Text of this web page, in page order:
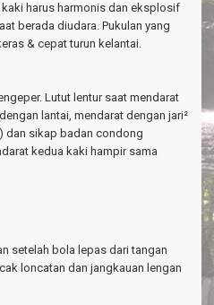
harus harmonis dan eksplosif
berada diudara. Pukulan yang
& cepat turun kelantai.
Lutut lentur saat mendarat
lantai, mendarat dengan jari²
dan sikap badan condong
kedua kaki hampir sama
setelah bola lepas dari tangan
loncatan dan jangkauan lengan